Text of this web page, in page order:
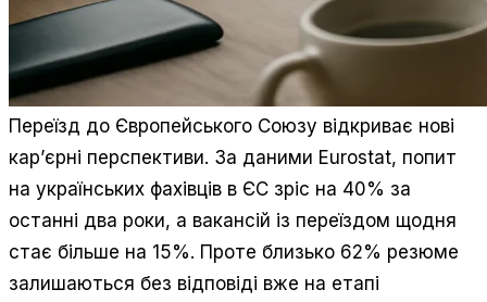
Переїзд до Європейського Союзу відкриває нові
кар’єрні перспективи. За даними Eurostat, попит
на українських фахівців в ЄС зріс на 40% за
останні два роки, а вакансій із переїздом щодня
стає більше на 15%. Проте близько 62% резюме
залишаються без відповіді вже на етапі